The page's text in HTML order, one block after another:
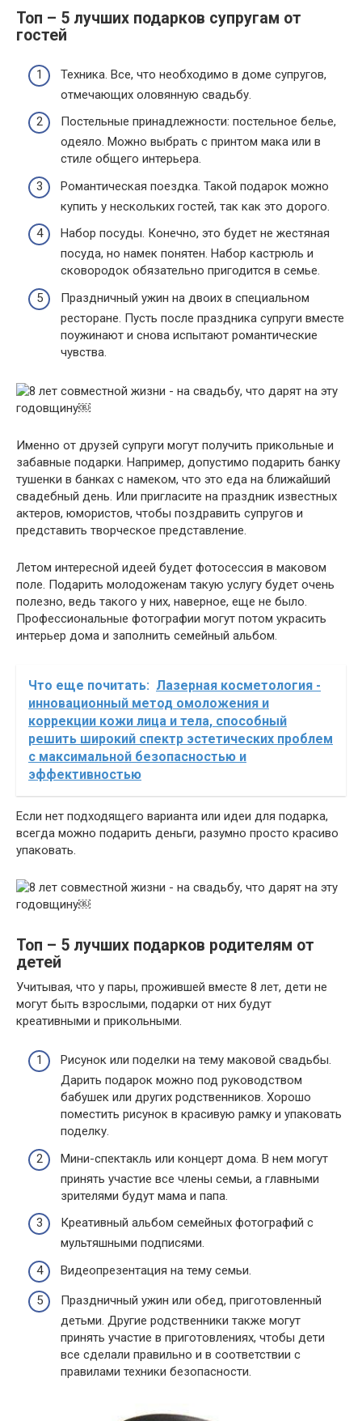
Топ – 5 лучших подарков супругам от
гостей
Техника. Все, что необходимо в доме супругов,
отмечающих оловянную свадьбу.
Постельные принадлежности: постельное белье,
одеяло. Можно выбрать с принтом мака или в
стиле общего интерьера.
Романтическая поездка. Такой подарок можно
купить у нескольких гостей, так как это дорого.
Набор посуды. Конечно, это будет не жестяная
посуда, но намек понятен. Набор кастрюль и
сковородок обязательно пригодится в семье.
Праздничный ужин на двоих в специальном
ресторане. Пусть после праздника супруги вместе
поужинают и снова испытают романтические
чувства.
Именно от друзей супруги могут получить прикольные и
забавные подарки. Например, допустимо подарить банку
тушенки в банках с намеком, что это еда на ближайший
свадебный день. Или пригласите на праздник известных
актеров, юмористов, чтобы поздравить супругов и
представить творческое представление.
Летом интересной идеей будет фотосессия в маковом
поле. Подарить молодоженам такую ​​услугу будет очень
полезно, ведь такого у них, наверное, еще не было.
Профессиональные фотографии могут потом украсить
интерьер дома и заполнить семейный альбом.
Что еще почитать: Лазерная косметология -
инновационный метод омоложения и
коррекции кожи лица и тела, способный
решить широкий спектр эстетических проблем
с максимальной безопасностью и
эффективностью
Если нет подходящего варианта или идеи для подарка,
всегда можно подарить деньги, разумно просто красиво
упаковать.
Топ – 5 лучших подарков родителям от
детей
Учитывая, что у пары, прожившей вместе 8 лет, дети не
могут быть взрослыми, подарки от них будут
креативными и прикольными.
Рисунок или поделки на тему маковой свадьбы.
Дарить подарок можно под руководством
бабушек или других родственников. Хорошо
поместить рисунок в красивую рамку и упаковать
поделку.
Мини-спектакль или концерт дома. В нем могут
принять участие все члены семьи, а главными
зрителями будут мама и папа.
Креативный альбом семейных фотографий с
мультяшными подписями.
Видеопрезентация на тему семьи.
Праздничный ужин или обед, приготовленный
детьми. Другие родственники также могут
принять участие в приготовлениях, чтобы дети
все сделали правильно и в соответствии с
правилами техники безопасности.